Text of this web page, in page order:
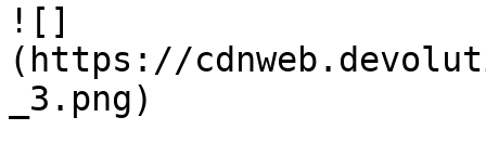
![]
(https://
_3.png)